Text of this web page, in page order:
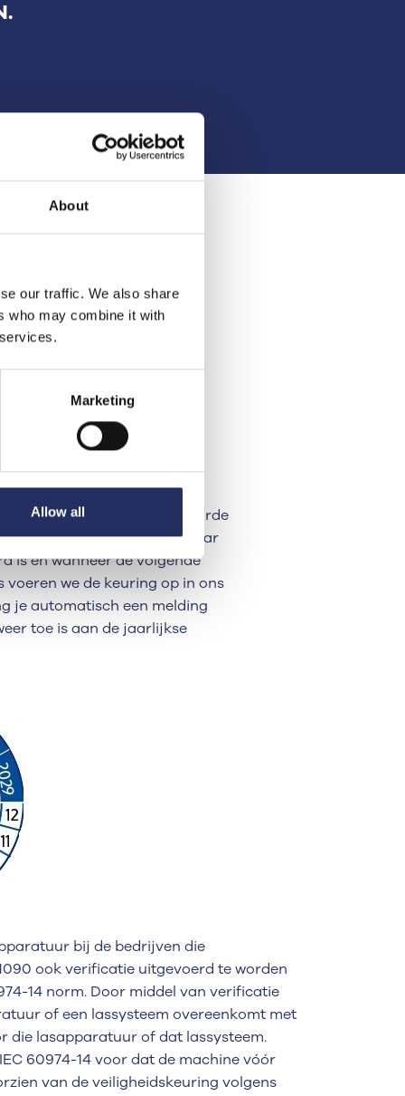
About
our traffic. We also share
who may combine it with
Marketing
Allow all
inspectie, metingen,
de veiligheidstester. De
testcertificaten voor de
worden de goedgekeurde
sticker, zodat het zichtbaar
is en wanneer de volgende
voeren we de keuring op in ons
je automatisch een melding
toe is aan de jaarlijkse
bij de bedrijven die
ook verificatie uitgevoerd te worden
14 norm. Door middel van verificatie
of een lassysteem overeenkomt met
die lasapparatuur of dat lassysteem.
60974-14 voor dat de machine vóór
van de veiligheidskeuring volgens